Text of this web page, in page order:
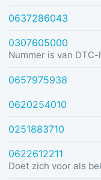
0637286043
0307605000
Nummer is van
0657975938
0620254010
0251883710
0622612211